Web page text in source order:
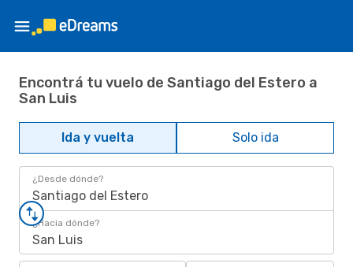
Encontrá tu vuelo de Santiago del Estero a
San Luis
Ida y vuelta Solo ida
¿Desde dónde?
Santiago del Estero
¿Hacia dónde?
San Luis